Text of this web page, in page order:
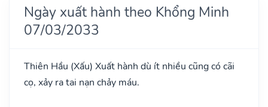
Ngày xuất hành theo Khổng Minh
07/03/2033
Thiên Hầu (Xấu) Xuất hành dù ít nhiều cũng có cãi
cọ, xảy ra tai nạn chảy máu.